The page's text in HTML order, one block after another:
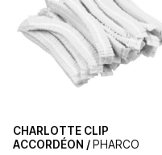
CHARLOTTE CLIP
ACCORDÉON / PHARCO